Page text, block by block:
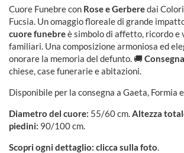
Cuore Funebre con Rose e Gerberedai
Fucsia. Un omaggio floreale di grande
cuore funebreè simbolo di affetto, ricordo e
familiari. Una composizione armoniosa ed
onorare la memoria del defunto. 🚚
chiese, case funerarie e abitazioni.
Disponibile per la consegna a Gaeta, Formia
Diametro del cuore: 55/60 cm. Altezza
piedini: 90/100 cm.
Scopri ogni dettaglio: clicca sulla foto